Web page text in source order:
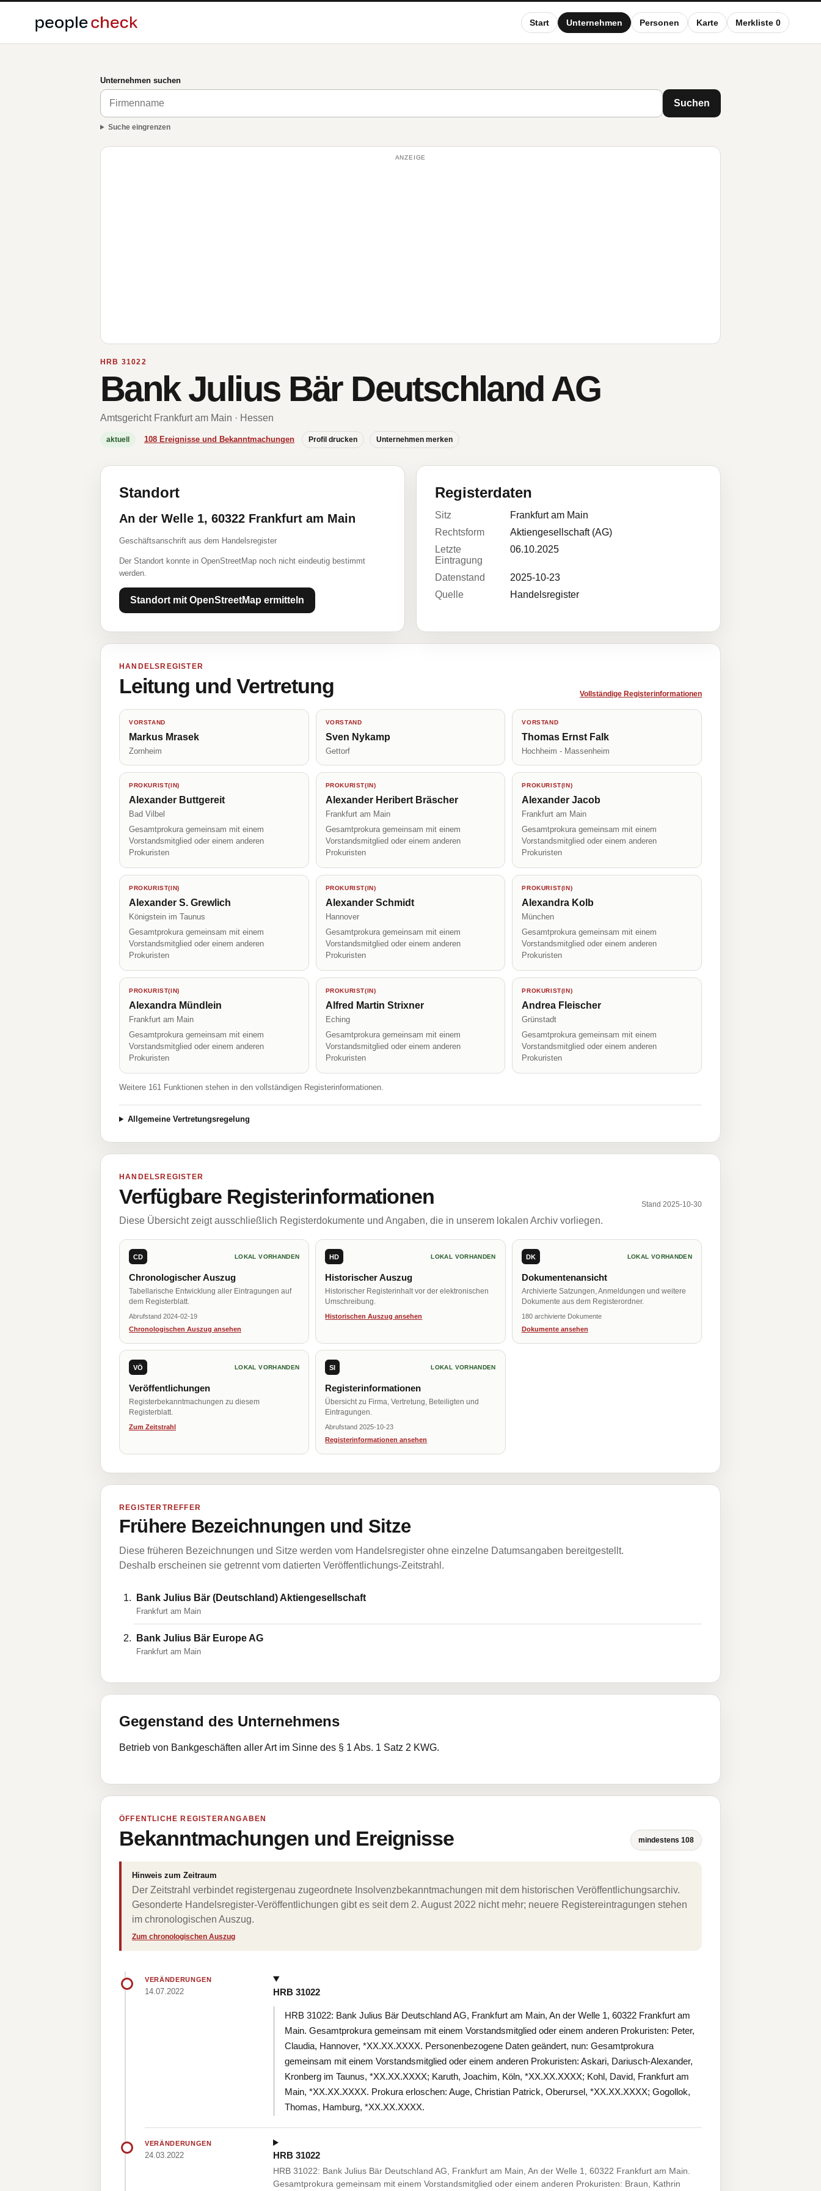
Start Unternehmen Personen Karte Merkliste 0
Unternehmen suchen
Suchen
Suche eingrenzen
ANZEIGE
HRB 31022
Bank Julius Bär Deutschland AG
Amtsgericht Frankfurt am Main · Hessen
aktuell 108 Ereignisse und Bekanntmachungen Profil drucken Unternehmen merken
Standort
An der Welle 1, 60322 Frankfurt am Main
Geschäftsanschrift aus dem Handelsregister
Der Standort konnte in OpenStreetMap noch nicht eindeutig bestimmt
werden.
Standort mit OpenStreetMap ermitteln
Registerdaten
Sitz
Frankfurt am Main
Rechtsform
Aktiengesellschaft (AG)
Letzte
Eintragung
06.10.2025
Datenstand
2025-10-23
Quelle
Handelsregister
HANDELSREGISTER
Leitung und Vertretung Vollständige Registerinformationen
VORSTAND
Markus Mrasek
Zornheim
VORSTAND
Sven Nykamp
Gettorf
VORSTAND
Thomas Ernst Falk
Hochheim - Massenheim
PROKURIST(IN)
Alexander Buttgereit
Bad Vilbel
Gesamtprokura gemeinsam mit einem
Vorstandsmitglied oder einem anderen
Prokuristen
PROKURIST(IN)
Alexander Heribert Bräscher
Frankfurt am Main
Gesamtprokura gemeinsam mit einem
Vorstandsmitglied oder einem anderen
Prokuristen
PROKURIST(IN)
Alexander Jacob
Frankfurt am Main
Gesamtprokura gemeinsam mit einem
Vorstandsmitglied oder einem anderen
Prokuristen
PROKURIST(IN)
Alexander S. Grewlich
Königstein im Taunus
Gesamtprokura gemeinsam mit einem
Vorstandsmitglied oder einem anderen
Prokuristen
PROKURIST(IN)
Alexander Schmidt
Hannover
Gesamtprokura gemeinsam mit einem
Vorstandsmitglied oder einem anderen
Prokuristen
PROKURIST(IN)
Alexandra Kolb
München
Gesamtprokura gemeinsam mit einem
Vorstandsmitglied oder einem anderen
Prokuristen
PROKURIST(IN)
Alexandra Mündlein
Frankfurt am Main
Gesamtprokura gemeinsam mit einem
Vorstandsmitglied oder einem anderen
Prokuristen
PROKURIST(IN)
Alfred Martin Strixner
Eching
Gesamtprokura gemeinsam mit einem
Vorstandsmitglied oder einem anderen
Prokuristen
PROKURIST(IN)
Andrea Fleischer
Grünstadt
Gesamtprokura gemeinsam mit einem
Vorstandsmitglied oder einem anderen
Prokuristen
Weitere 161 Funktionen stehen in den vollständigen Registerinformationen.
Allgemeine Vertretungsregelung
HANDELSREGISTER
Verfügbare Registerinformationen Stand 2025-10-30
Diese Übersicht zeigt ausschließlich Registerdokumente und Angaben, die in unserem lokalen Archiv vorliegen.
CD LOKAL VORHANDEN
Chronologischer Auszug
Tabellarische Entwicklung aller Eintragungen auf
dem Registerblatt.
Abrufstand 2024-02-19
Chronologischen Auszug ansehen
HD LOKAL VORHANDEN
Historischer Auszug
Historischer Registerinhalt vor der elektronischen
Umschreibung.
Historischen Auszug ansehen
DK LOKAL VORHANDEN
Dokumentenansicht
Archivierte Satzungen, Anmeldungen und weitere
Dokumente aus dem Registerordner.
180 archivierte Dokumente
Dokumente ansehen
VÖ LOKAL VORHANDEN
Veröffentlichungen
Registerbekanntmachungen zu diesem
Registerblatt.
Zum Zeitstrahl
SI LOKAL VORHANDEN
Registerinformationen
Übersicht zu Firma, Vertretung, Beteiligten und
Eintragungen.
Abrufstand 2025-10-23
Registerinformationen ansehen
REGISTERTREFFER
Frühere Bezeichnungen und Sitze
Diese früheren Bezeichnungen und Sitze werden vom Handelsregister ohne einzelne Datumsangaben bereitgestellt.
Deshalb erscheinen sie getrennt vom datierten Veröffentlichungs-Zeitstrahl.
Bank Julius Bär (Deutschland) Aktiengesellschaft
Frankfurt am Main
Bank Julius Bär Europe AG
Frankfurt am Main
Gegenstand des Unternehmens
Betrieb von Bankgeschäften aller Art im Sinne des § 1 Abs. 1 Satz 2 KWG.
ÖFFENTLICHE REGISTERANGABEN
Bekanntmachungen und Ereignisse mindestens 108
Hinweis zum Zeitraum
Der Zeitstrahl verbindet registergenau zugeordnete Insolvenzbekanntmachungen mit dem historischen Veröffentlichungsarchiv.
Gesonderte Handelsregister-Veröffentlichungen gibt es seit dem 2. August 2022 nicht mehr; neuere Registereintragungen stehen
im chronologischen Auszug.
Zum chronologischen Auszug
VERÄNDERUNGEN
14.07.2022 HRB 31022
HRB 31022: Bank Julius Bär Deutschland AG, Frankfurt am Main, An der Welle 1, 60322 Frankfurt am
Main. Gesamtprokura gemeinsam mit einem Vorstandsmitglied oder einem anderen Prokuristen: Peter,
Claudia, Hannover, *XX.XX.XXXX. Personenbezogene Daten geändert, nun: Gesamtprokura
gemeinsam mit einem Vorstandsmitglied oder einem anderen Prokuristen: Askari, Dariusch-Alexander,
Kronberg im Taunus, *XX.XX.XXXX; Karuth, Joachim, Köln, *XX.XX.XXXX; Kohl, David, Frankfurt am
Main, *XX.XX.XXXX. Prokura erloschen: Auge, Christian Patrick, Oberursel, *XX.XX.XXXX; Gogollok,
Thomas, Hamburg, *XX.XX.XXXX.
VERÄNDERUNGEN
24.03.2022 HRB 31022
HRB 31022: Bank Julius Bär Deutschland AG, Frankfurt am Main, An der Welle 1, 60322 Frankfurt am Main.
Gesamtprokura gemeinsam mit einem Vorstandsmitglied oder einem anderen Prokuristen: Braun, Kathrin